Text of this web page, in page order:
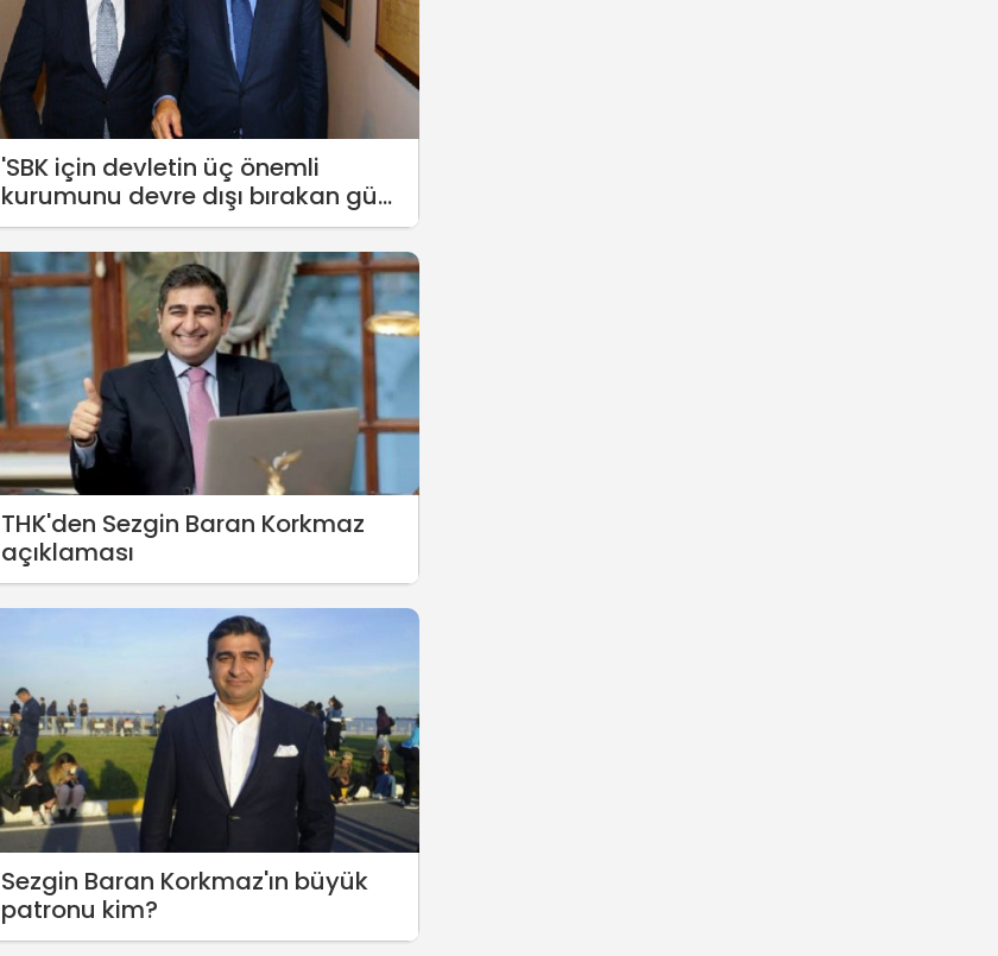
'SBK için devletin üç önemli
kurumunu devre dışı bırakan güç
kim ?'
THK'den Sezgin Baran Korkmaz
açıklaması
Sezgin Baran Korkmaz'ın büyük
patronu kim?